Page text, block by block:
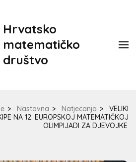
Hrvatsko
matematičko
društvo
> Nastavna > Natjecanja >
VELIKI
NA 12. EUROPSKOJ MATEMATIČKOJ
OLIMPIJADI ZA DJEVOJKE